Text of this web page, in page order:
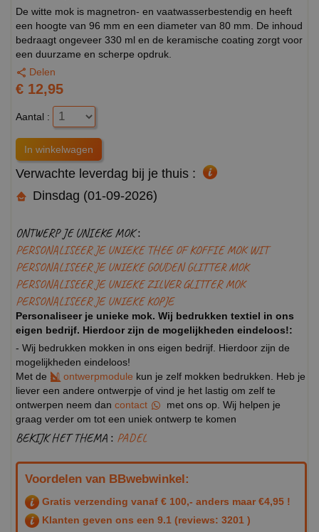
De witte mok is magnetron- en vaatwasserbestendig en heeft
een hoogte van 96 mm en een diameter van 80 mm. De inhoud
bedraagt ongeveer 330 ml en de keramische coating zorgt voor
een duurzame en scherpe opdruk.
Delen
€ 12,95
Aantal :
Verwachte leverdag bij je thuis :
Dinsdag (01-09-2026)
ONTWERP JE UNIEKE MOK :
PERSONALISEER JE UNIEKE THEE OF KOFFIE MOK WIT
PERSONALISEER JE UNIEKE GOUDEN GLITTER MOK
PERSONALISEER JE UNIEKE ZILVER GLITTER MOK
PERSONALISEER JE UNIEKE KOPJE
Personaliseer je unieke mok. Wij bedrukken textiel in ons
eigen bedrijf. Hierdoor zijn de mogelijkheden eindeloos!:
- Wij bedrukken mokken in ons eigen bedrijf. Hierdoor zijn de
mogelijkheden eindeloos!
Met de
ontwerpmodule kun je zelf mokken bedrukken. Heb je
liever een andere ontwerpje of vind je het lastig om zelf te
ontwerpen neem dan contact
met ons op. Wij helpen je
graag verder om tot een uniek ontwerp te komen
BEKIJK HET THEMA : PADEL
Voordelen van BBwebwinkel:
Gratis verzending vanaf € 100,- anders maar €4,95 !
Klanten geven ons een 9.1 (reviews: 3201 )